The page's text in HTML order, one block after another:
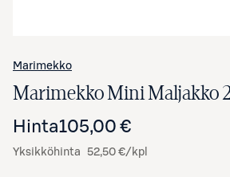
Marimekko
Marimekko Mini Maljakko
Hinta105,00 €
Yksikköhinta 52,50 €/kpl